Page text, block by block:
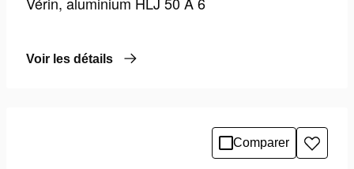
Voir les détails
Comparer
à